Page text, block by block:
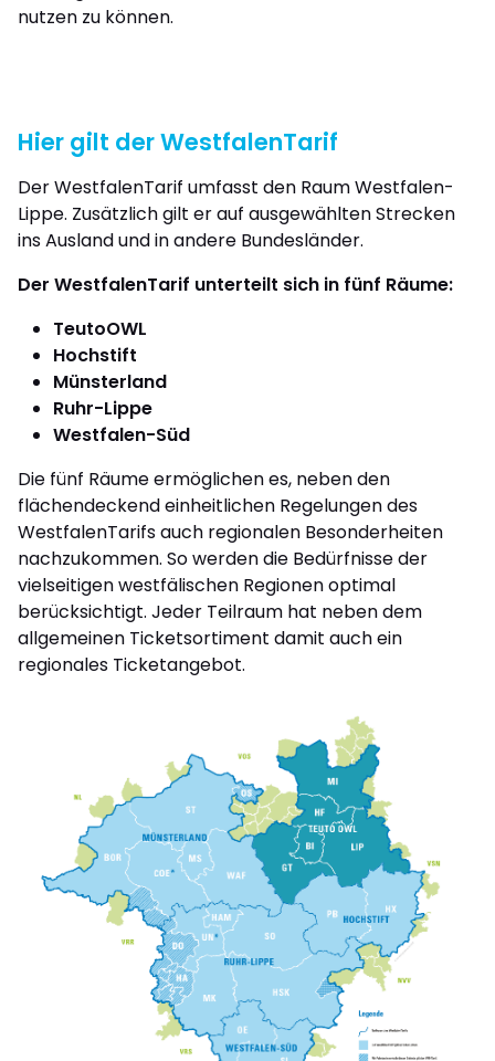
nutzen zu können.
Hier gilt der WestfalenTarif
Der WestfalenTarif umfasst den Raum Westfalen-
Lippe. Zusätzlich gilt er auf ausgewählten Strecken
ins Ausland und in andere Bundesländer.
Der WestfalenTarif unterteilt sich in fünf Räume:
TeutoOWL
Hochstift
Münsterland
Ruhr-Lippe
Westfalen-Süd
Die fünf Räume ermöglichen es, neben den
flächendeckend einheitlichen Regelungen des
WestfalenTarifs auch regionalen Besonderheiten
nachzukommen. So werden die Bedürfnisse der
vielseitigen westfälischen Regionen optimal
berücksichtigt. Jeder Teilraum hat neben dem
allgemeinen Ticketsortiment damit auch ein
regionales Ticketangebot.